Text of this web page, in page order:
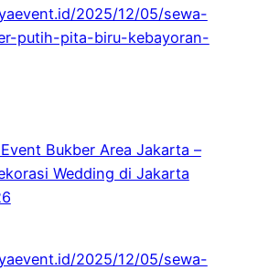
2025/12/05/sewa-
putih-pita-biru-kebayoran-
Bukber Area Jakarta –
Wedding di Jakarta
2025/12/05/sewa-